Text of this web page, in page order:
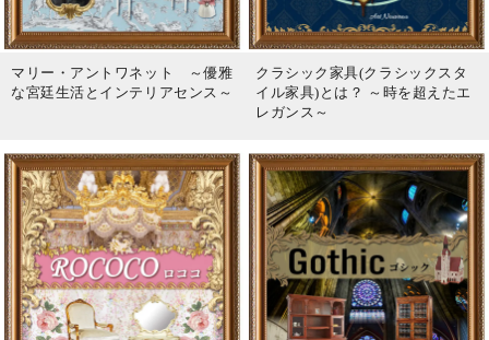
マリー・アントワネット ～優雅
な宮廷生活とインテリアセンス～
クラシック家具(クラシックスタ
イル家具)とは？ ～時を超えたエ
レガンス～